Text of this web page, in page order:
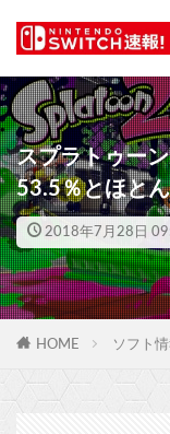
スプラトゥー
53.5％とほと
2018年7月28日
HOME ソフト